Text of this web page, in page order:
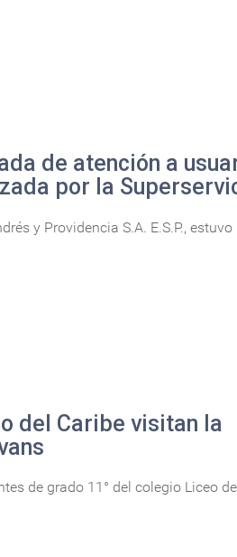
de atención a
por la
y Providencia S.A. E.S.P., estuvo
del Caribe visitan la
de grado 11° del colegio Liceo